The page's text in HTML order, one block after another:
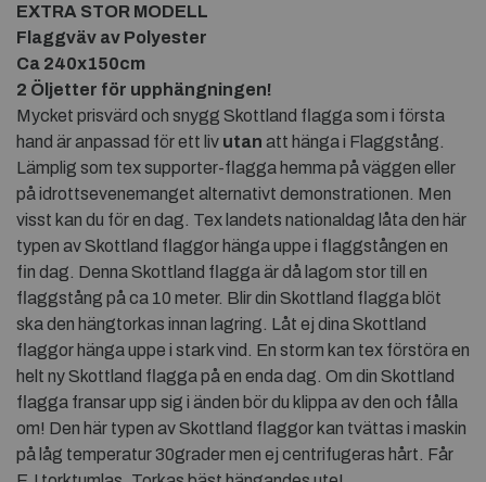
EXTRA STOR MODELL
Flaggväv av Polyester
Ca 240x150cm
2 Öljetter för upphängningen!
Mycket prisvärd och snygg Skottland flagga som i första
hand är anpassad för ett liv utan att hänga i Flaggstång.
Lämplig som tex supporter-flagga hemma på väggen eller
på idrottsevenemanget alternativt demonstrationen. Men
visst kan du för en dag. Tex landets nationaldag låta den här
typen av Skottland flaggor hänga uppe i flaggstången en
fin dag. Denna Skottland flagga är då lagom stor till en
flaggstång på ca 10 meter. Blir din Skottland flagga blöt
ska den hängtorkas innan lagring. Låt ej dina Skottland
flaggor hänga uppe i stark vind. En storm kan tex förstöra en
helt ny Skottland flagga på en enda dag. Om din Skottland
flagga fransar upp sig i änden bör du klippa av den och fålla
om! Den här typen av Skottland flaggor kan tvättas i maskin
på låg temperatur 30grader men ej centrifugeras hårt. Får